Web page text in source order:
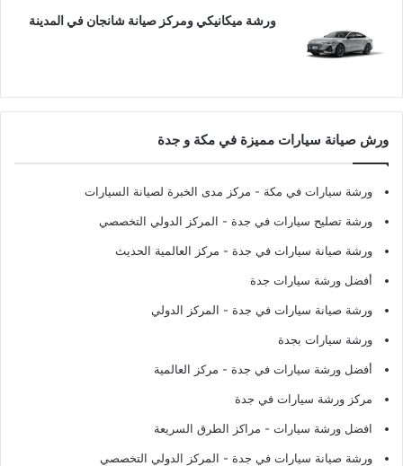
ورشة ميكانيكي ومركز صيانة شانجان في المدينة
ورش صيانة سيارات مميزة في مكة و جدة
ورشة سيارات في مكة - مركز مدى الخبرة لصيانة السيارات
ورشة تصليح سيارات في جدة - المركز الدولي التخصصي
ورشة صيانة سيارات في جدة - مركز العالمية الحديث
أفضل ورشة سيارات جدة
ورشة صيانة سيارات في جدة - المركز الدولي
ورشة سيارات بجدة
أفضل ورشة سيارات في جدة - مركز العالمية
مركز ورشة سيارات في جدة
افضل ورشة سيارات - مراكز الطرق السريعة
ورشة صيانة سيارات في جدة - المركز الدولي التخصصي